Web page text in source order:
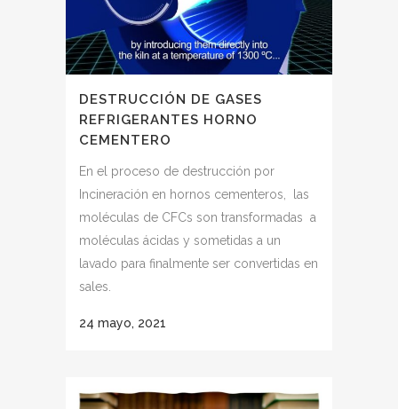
DESTRUCCIÓN DE GASES
REFRIGERANTES HORNO
CEMENTERO
En el proceso de destrucción por
Incineración en hornos cementeros, las
moléculas de CFCs son transformadas a
moléculas ácidas y sometidas a un
lavado para finalmente ser convertidas en
sales.
24 mayo, 2021